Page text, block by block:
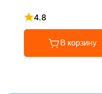
4.8
Рейтинг 4.8 из 5
В корзину